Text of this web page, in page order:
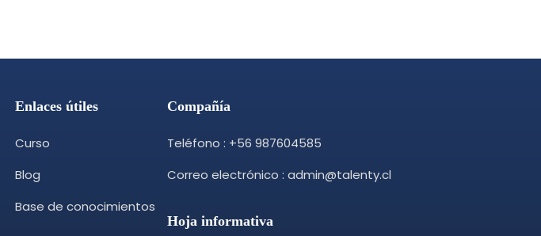
Enlaces útiles
Curso
Blog
Base de conocimientos
Compañía
Teléfono : +56 987604585
Correo electrónico : admin@talenty.cl
Hoja informativa